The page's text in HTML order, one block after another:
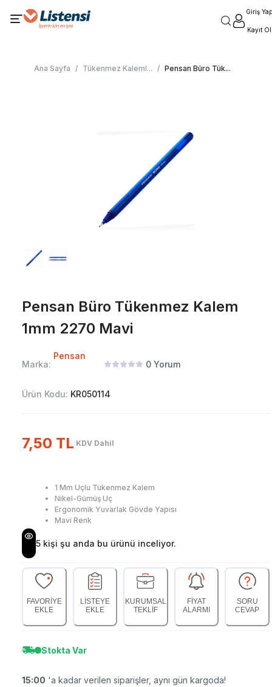
Giriş Yap
Kayıt Ol
Ana Sayfa / Tükenmez Kaleml... / Pensan Büro Tük...
Pensan Büro Tükenmez Kalem
1mm 2270 Mavi
Marka:
Pensan
0 Yorum
Ürün Kodu: KR050114
7,50 TL KDV Dahil
1 Mm Uçlu Tükenmez Kalem
Nikel-Gümüş Uç
Ergonomik Yuvarlak Gövde Yapısı
Mavi Renk
5 kişi şu anda bu ürünü inceliyor.
FAVORİYE
EKLE
LİSTEYE
EKLE
KURUMSAL
TEKLİF
FİYAT
ALARMI
SORU
CEVAP
Stokta Var
15:00 'a kadar verilen siparişler, aynı gün kargoda!